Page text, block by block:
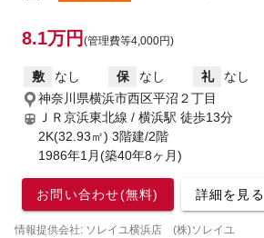
8.1万円 (管理費等4,000円)
敷 なし 保 なし 礼
なし
神奈川県横浜市西区平沼２丁目
ＪＲ京浜東北線 / 横浜駅 徒歩13分
2K(32.93㎡) 3階建/2階
1986年1月(築40年8ヶ月)
お問い合わせ(無料) 詳細を見る
情報提供会社: ソレイユ横浜店 (株)ソレイユ